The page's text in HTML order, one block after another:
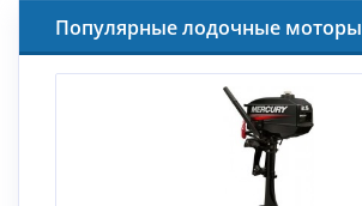
Популярные лодочные моторы